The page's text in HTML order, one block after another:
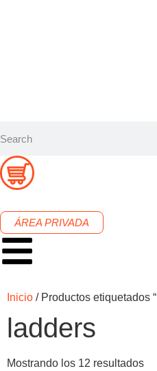
ÁREA PRIVADA
Inicio / Productos etiquetados
ladders
Mostrando los 12 resultados